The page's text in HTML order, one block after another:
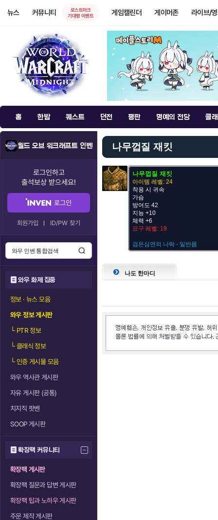
뉴스 커뮤니티
로스트아크
기대평 이벤트
게임캘린더 게이머존 라이브/
홈 한밤 퀘스트 던전 평판 명예의 전당 클
월드 오브 워크래프트 인벤
로그인하고
출석보상 받으세요!
로그인
회원가입 ID/PW 찾기
와우 화제 집중
정보 · 뉴스 모음
와우 정보 게시판
└PTR 정보
└클래식 정보
└인증 게시물 모음
와우 역사관 게시판
자유 게시판 (공통)
치지직 팟벤
SOOP 게시판
확장팩 커뮤니티
확장팩 게시판
확장팩 질문과 답변 게시판
확장팩 팁과 노하우 게시판
주문 제작 게시판
나무껍질 재킷
나무껍질 재킷
아이템 레벨: 24
착용 시 귀속
가슴
방어도 42
지능 +10
체력 +6
요구 레벨: 19
검은심연의 나락 - 일반몹
나도 한마디